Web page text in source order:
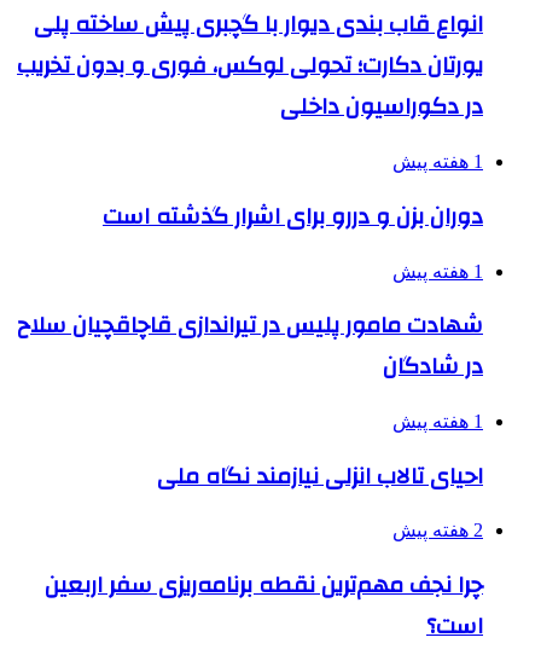
انواع قاب بندی دیوار با گچبری پیش ساخته پلی
یورتان دکارت؛ تحولی لوکس، فوری و بدون تخریب
در دکوراسیون داخلی
1 هفته پیش
دوران بزن و دررو برای اشرار گذشته است
1 هفته پیش
شهادت مامور پلیس در تیراندازی قاچاقچیان سلاح
در شادگان
1 هفته پیش
احیای تالاب انزلی نیازمند نگاه ملی
2 هفته پیش
چرا نجف مهم‌ترین نقطه برنامه‌ریزی سفر اربعین
است؟